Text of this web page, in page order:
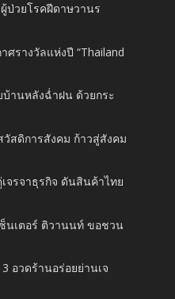
ป่วยโรคฝีดาษวานร
ศรางวัลแห่งปี “Thailand
บ้านหลังฉ่ำฝน ด้วยกระ
สดิการสังคม ก้าวสู่สังคม
จรจาธุรกิจ ดันสินค้าไทย
นเตอร์ ติวานนท์ ขอชวน
อวดร้านอร่อยย่านเจ